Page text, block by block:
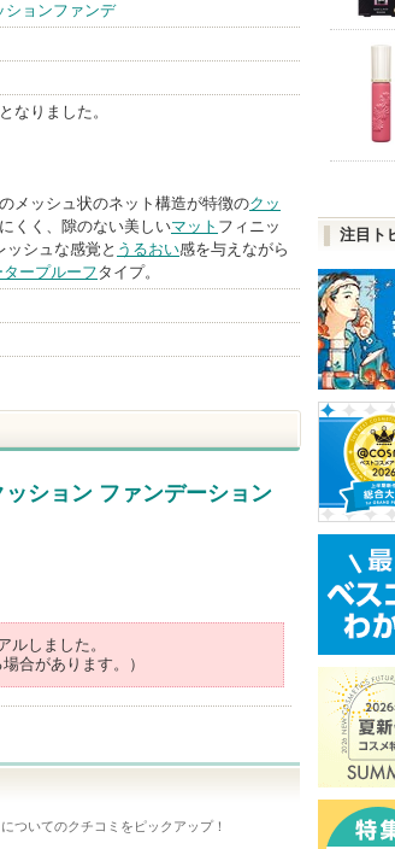
ションファンデ
なりました。
メッシュ状のネット構造が特徴のクッ
くく、隙のない美しいマット フィニッ
シュな感覚と うるおい感を与えながら
タープルーフタイプ。
ション ファンデーション
ルしました。
合があります。）
についてのクチコミをピックアップ！
注目ト